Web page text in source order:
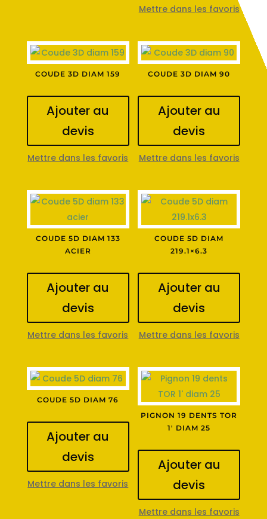
Mettre dans les favoris
COUDE 3D DIAM 159
Ajouter au
devis
Mettre dans les favoris
COUDE 3D DIAM 90
Ajouter au
devis
Mettre dans les favoris
COUDE 5D DIAM 133
ACIER
Ajouter au
devis
Mettre dans les favoris
COUDE 5D DIAM
219.1×6.3
Ajouter au
devis
Mettre dans les favoris
COUDE 5D DIAM 76
Ajouter au
devis
Mettre dans les favoris
PIGNON 19 DENTS TOR
1′ DIAM 25
Ajouter au
devis
Mettre dans les favoris